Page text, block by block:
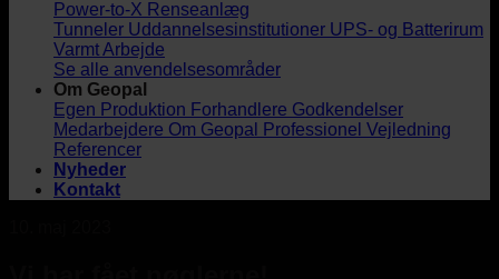
Power-to-X Renseanlæg
Tunneler Uddannelsesinstitutioner UPS- og Batterirum
Varmt Arbejde
Se alle anvendelsesområder
Om Geopal
Egen Produktion Forhandlere Godkendelser
Medarbejdere Om Geopal
Professionel Vejledning
Referencer
Nyheder
Kontakt